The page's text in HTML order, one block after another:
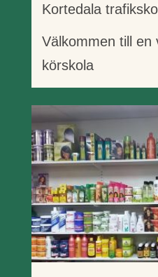
Kortedala
Välkommen till en
körskola